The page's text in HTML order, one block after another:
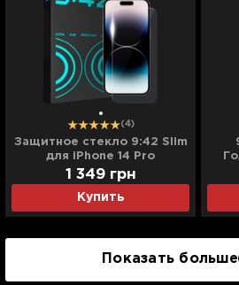
(4)
Защитное стекло 9:42 Slim
для iPhone 14 Pro
Купить
1 349 грн
Показать больше